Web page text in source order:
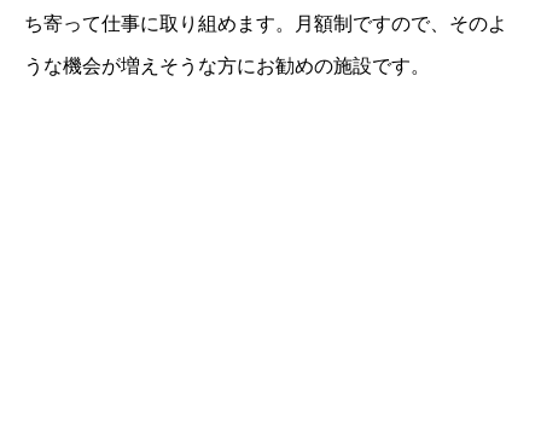
ち寄って仕事に取り組めます。月額制ですので、そのよ
うな機会が増えそうな方にお勧めの施設です。